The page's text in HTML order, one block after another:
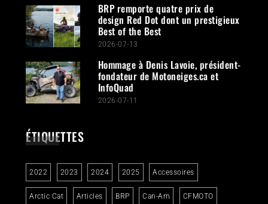
BRP remporte quatre prix de
design Red Dot dont un prestigieux
Best of the Best
2026-07-13
Hommage à Denis Lavoie, président-
fondateur de Motoneiges.ca et
InfoQuad
2026-07-11
ÉTIQUETTES
2022 2023 2024 2025 Accessoires
Arctic Cat Articles BRP Can-Am CFMOTO